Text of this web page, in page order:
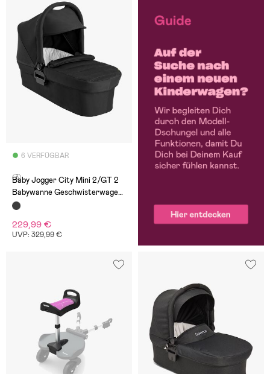
6 VERFÜGBAR
(3)
Baby Jogger City Mini 2/GT 2
Babywanne Geschwisterwagen,
Jet
229,99 €
UVP: 329,99 €